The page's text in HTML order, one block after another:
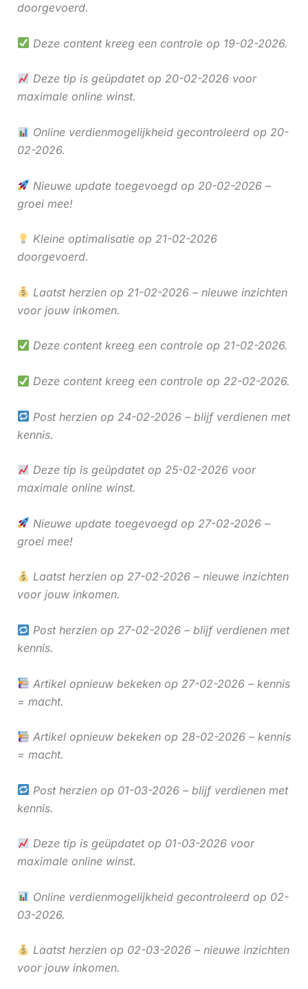
doorgevoerd.
Deze content kreeg een controle op 19-02-2026.
Deze tip is geüpdatet op 20-02-2026 voor
maximale online winst.
Online verdienmogelijkheid gecontroleerd op 20-
02-2026.
Nieuwe update toegevoegd op 20-02-2026 –
groei mee!
Kleine optimalisatie op 21-02-2026
doorgevoerd.
Laatst herzien op 21-02-2026 – nieuwe inzichten
voor jouw inkomen.
Deze content kreeg een controle op 21-02-2026.
Deze content kreeg een controle op 22-02-2026.
Post herzien op 24-02-2026 – blijf verdienen met
kennis.
Deze tip is geüpdatet op 25-02-2026 voor
maximale online winst.
Nieuwe update toegevoegd op 27-02-2026 –
groei mee!
Laatst herzien op 27-02-2026 – nieuwe inzichten
voor jouw inkomen.
Post herzien op 27-02-2026 – blijf verdienen met
kennis.
Artikel opnieuw bekeken op 27-02-2026 – kennis
= macht.
Artikel opnieuw bekeken op 28-02-2026 – kennis
= macht.
Post herzien op 01-03-2026 – blijf verdienen met
kennis.
Deze tip is geüpdatet op 01-03-2026 voor
maximale online winst.
Online verdienmogelijkheid gecontroleerd op 02-
03-2026.
Laatst herzien op 02-03-2026 – nieuwe inzichten
voor jouw inkomen.